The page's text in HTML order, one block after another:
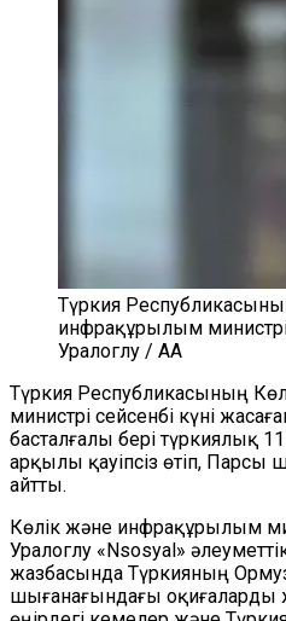
Түркия
инфрақұрылым
Уралоглу / AA
Түркия Республикасының
министрі сейсенбі күні
басталғалы бері түркиялық
арқылы қауіпсіз өтіп,
айтты.
Көлік және инфрақұрылым
Уралоглу «Nsosyal»
жазбасында Түркияның
шығанағындағы оқиғаларды